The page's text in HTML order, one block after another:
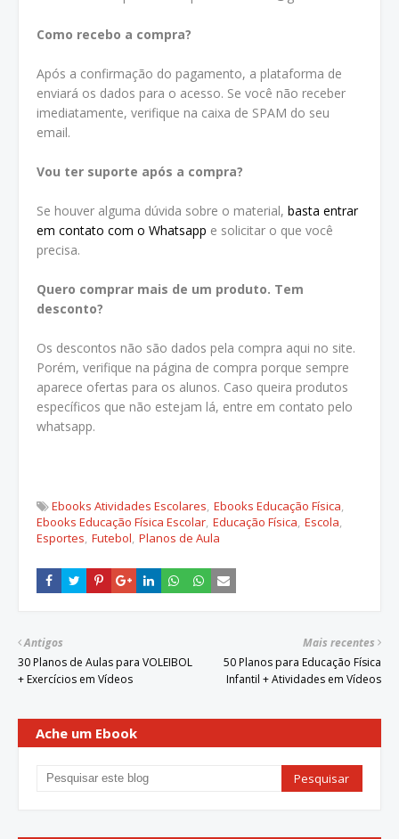
Como recebo a compra?
Após a confirmação do pagamento, a plataforma de
enviará os dados para o acesso. Se você não receber
imediatamente, verifique na caixa de SPAM do seu
email.
Vou ter suporte após a compra?
Se houver alguma dúvida sobre o material, basta entrar
em contato com o Whatsapp e solicitar o que você
precisa.
Quero comprar mais de um produto. Tem
desconto?
Os descontos não são dados pela compra aqui no site.
Porém, verifique na página de compra porque sempre
aparece ofertas para os alunos. Caso queira produtos
específicos que não estejam lá, entre em contato pelo
whatsapp.
Ebooks Atividades Escolares Ebooks Educação Física
Ebooks Educação Física Escolar Educação Física Escola
Esportes Futebol Planos de Aula
Mais recentes
50 Planos para Educação Física
Infantil + Atividades em Vídeos
Antigos
30 Planos de Aulas para VOLEIBOL
+ Exercícios em Vídeos
Ache um Ebook